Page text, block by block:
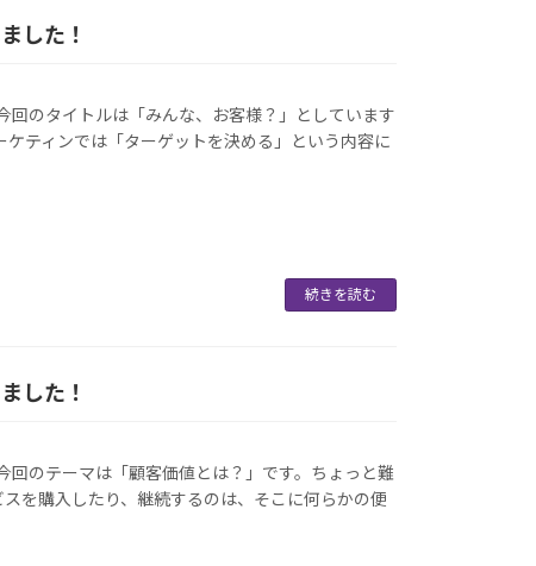
した！
のタイトルは「みんな、お客様？」としています
ティンでは「ターゲットを決める」という内容に
続きを読む
した！
のテーマは「顧客価値とは？」です。ちょっと難
を購入したり、継続するのは、そこに何らかの便